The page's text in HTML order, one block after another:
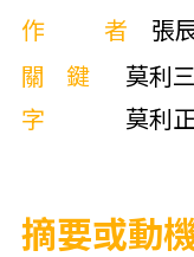
作者
張
關鍵
字
莫利
莫利
摘要或動